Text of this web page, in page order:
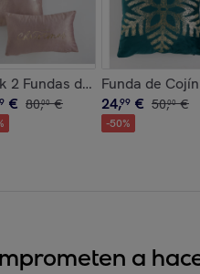
Algodón Brindis Nordic
2 Fundas de Cojín
€ 80,00 €
Funda de
24,99 € 50,00 €
-50%
a